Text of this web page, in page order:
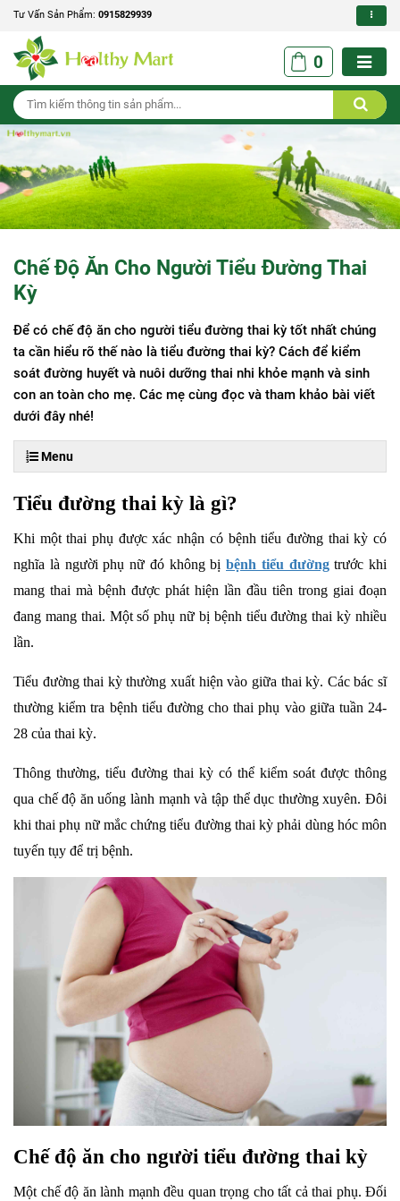
Tư Vấn Sản Phẩm: 0915829939
0
Chế Độ Ăn Cho Người Tiểu Đường Thai
Kỳ
Để có chế độ ăn cho người tiểu đường thai kỳ tốt nhất chúng
ta cần hiểu rõ thế nào là tiểu đường thai kỳ? Cách để kiểm
soát đường huyết và nuôi dưỡng thai nhi khỏe mạnh và sinh
con an toàn cho mẹ. Các mẹ cùng đọc và tham khảo bài viết
dưới đây nhé!
Menu
Tiểu đường thai kỳ là gì?
Khi một thai phụ được xác nhận có bệnh tiểu đường thai kỳ có
nghĩa là người phụ nữ đó không bị bệnh tiểu đườngtrước khi
mang thai mà bệnh được phát hiện lần đầu tiên trong giai đoạn
đang mang thai. Một số phụ nữ bị bệnh tiểu đường thai kỳ nhiều
lần.
Tiểu đường thai kỳ thường xuất hiện vào giữa thai kỳ. Các bác sĩ
thường kiểm tra bệnh tiểu đường cho thai phụ vào giữa tuần 24-
28 của thai kỳ.
Thông thường, tiểu đường thai kỳ có thể kiểm soát được thông
qua chế độ ăn uống lành mạnh và tập thể dục thường xuyên. Đôi
khi thai phụ nữ mắc chứng tiểu đường thai kỳ phải dùng hóc môn
tuyến tụy để trị bệnh.
Chế độ ăn cho người tiểu đường thai kỳ
Một chế độ ăn lành mạnh đều quan trọng cho tất cả thai phụ. Đối